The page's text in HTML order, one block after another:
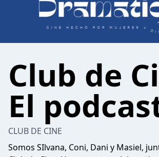
Club de
El
CLUB DE CINE
Somos SIlvana, Coni, Dani y Masiel,